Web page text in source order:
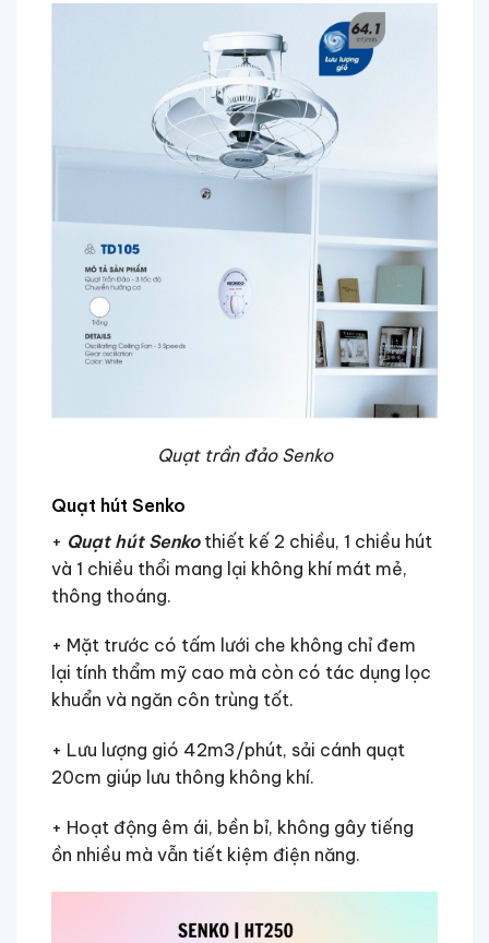
Quạt trần đảo Senko
Quạt hút Senko
+ Quạt hút Senkothiết kế 2 chiều, 1 chiều hút
và 1 chiều thổi mang lại không khí mát mẻ,
thông thoáng.
+ Mặt trước có tấm lưới che không chỉ đem
lại tính thẩm mỹ cao mà còn có tác dụng lọc
khuẩn và ngăn côn trùng tốt.
+ Lưu lượng gió 42m3/phút, sải cánh quạt
20cm giúp lưu thông không khí.
+ Hoạt động êm ái, bền bỉ, không gây tiếng
ồn nhiều mà vẫn tiết kiệm điện năng.